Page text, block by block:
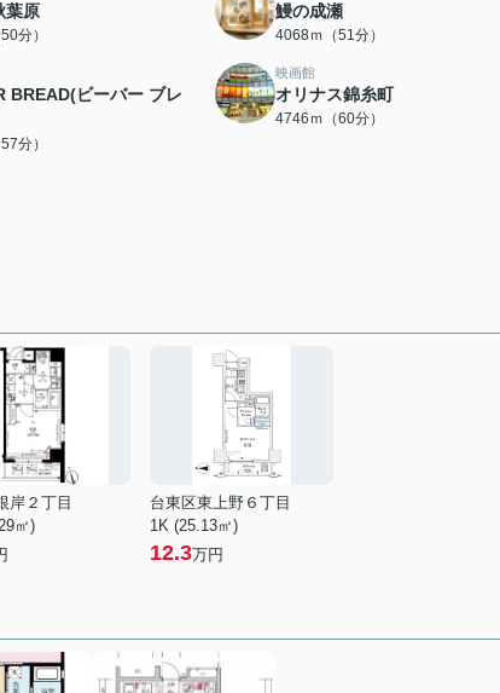
葉原
分）
鰻の成瀬
4068ｍ（51分）
BREAD(ビーバー ブレ
分）
映画館
オリナス錦糸町
4746ｍ（60分）
岸２丁目
㎡)
台東区東上野６丁目
1K (25.13㎡)
12.3万円